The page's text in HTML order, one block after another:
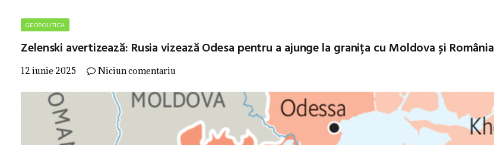
GEOPOLITICA
Zelenski avertizează: Rusia vizează Odesa pentru a ajunge la granița cu Moldova și România
12 iunie 2025 Niciun comentariu